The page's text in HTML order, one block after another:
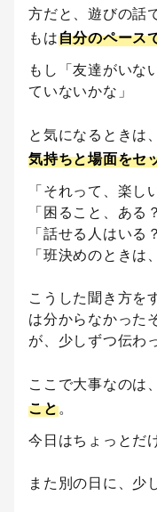
方だと、遊びの話
もは自分のペース
もし「友達がいな
ていないかな」
と気になるときは
気持ちと場面をセ
「それって、楽し
「困ること、ある
「話せる人はいる
「班決めのときは
こうした聞き方を
は分からなかった
が、少しずつ伝わ
ここで大事なのは、
こと。
今日はちょっとだ
また別の日に、少